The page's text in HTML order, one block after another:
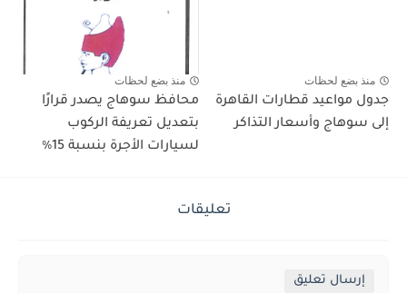
منذ بضع لحظات
جدول مواعيد قطارات القاهرة
إلى سوهاج وأسعار التذاكر
منذ بضع لحظات
محافظ سوهاج يصدر قرارًا
بتعديل تعريفة الركوب
لسيارات الأجرة بنسبة 15٪؜
تعليقات
إرسال تعليق